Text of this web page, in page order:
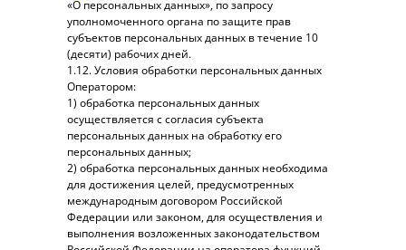
«О персональных данных», по запросу
уполномоченного органа по защите прав
субъектов персональных данных в течение 10
(десяти) рабочих дней.
1.12. Условия обработки персональных данных
Оператором:
1) обработка персональных данных
осуществляется с согласия субъекта
персональных данных на обработку его
персональных данных;
2) обработка персональных данных необходима
для достижения целей, предусмотренных
международным договором Российской
Федерации или законом, для осуществления и
выполнения возложенных законодательством